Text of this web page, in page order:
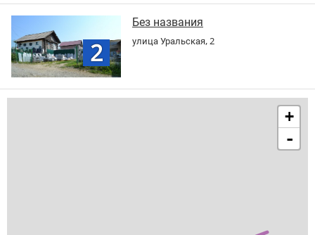
2
Без названия
улица Уральская, 2
+
-